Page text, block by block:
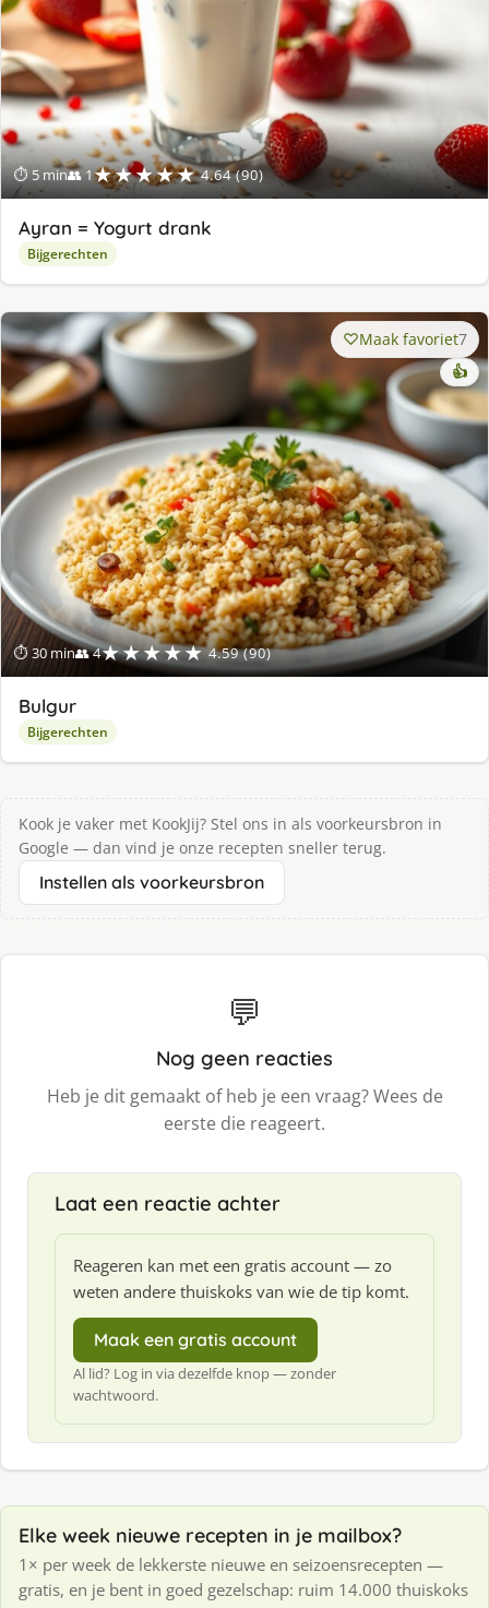
⏱ 5 min👥 1★★★★★ 4.64 (90)
Ayran = Yogurt drank
Bijgerechten
⏱ 30 min👥 4★★★★★ 4.59 (90)
Maak favoriet7
👍
Bulgur
Bijgerechten
Kook je vaker met KookJij? Stel ons in als voorkeursbron in
Google — dan vind je onze recepten sneller terug.
Instellen als voorkeursbron
💬
Nog geen reacties
Heb je dit gemaakt of heb je een vraag? Wees de
eerste die reageert.
Laat een reactie achter
Reageren kan met een gratis account — zo
weten andere thuiskoks van wie de tip komt.
Maak een gratis account
Al lid? Log in via dezelfde knop — zonder
wachtwoord.
Elke week nieuwe recepten in je mailbox?
1× per week de lekkerste nieuwe en seizoensrecepten —
gratis, en je bent in goed gezelschap: ruim 14.000 thuiskoks